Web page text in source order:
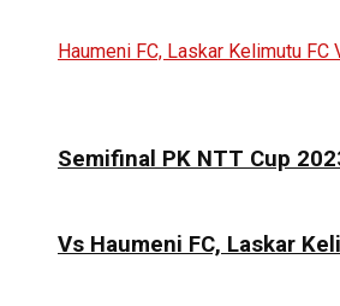
Semifinal PK NTT Cup
Vs Haumeni FC, Laskar